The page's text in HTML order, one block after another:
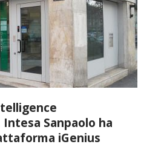
Sanpaolo ha
iGenius